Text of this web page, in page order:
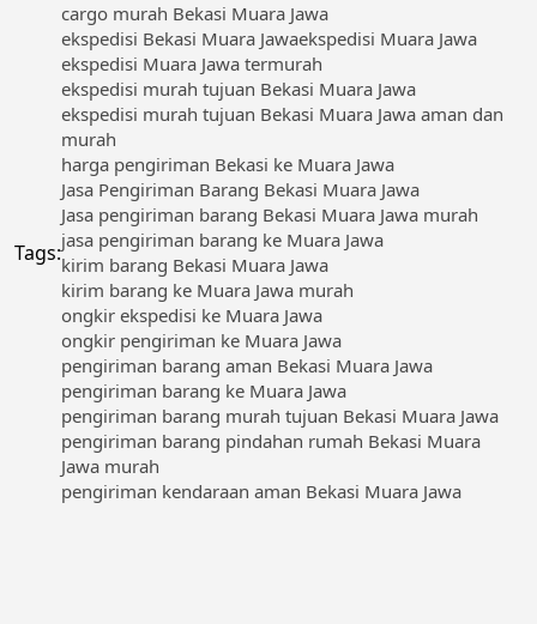
Tags:
cargo murah Bekasi Muara Jawa
ekspedisi Bekasi Muara Jawaekspedisi Muara Jawa
ekspedisi Muara Jawa termurah
ekspedisi murah tujuan Bekasi Muara Jawa
ekspedisi murah tujuan Bekasi Muara Jawa aman dan
murah
harga pengiriman Bekasi ke Muara Jawa
Jasa Pengiriman Barang Bekasi Muara Jawa
Jasa pengiriman barang Bekasi Muara Jawa murah
jasa pengiriman barang ke Muara Jawa
kirim barang Bekasi Muara Jawa
kirim barang ke Muara Jawa murah
ongkir ekspedisi ke Muara Jawa
ongkir pengiriman ke Muara Jawa
pengiriman barang aman Bekasi Muara Jawa
pengiriman barang ke Muara Jawa
pengiriman barang murah tujuan Bekasi Muara Jawa
pengiriman barang pindahan rumah Bekasi Muara
Jawa murah
pengiriman kendaraan aman Bekasi Muara Jawa